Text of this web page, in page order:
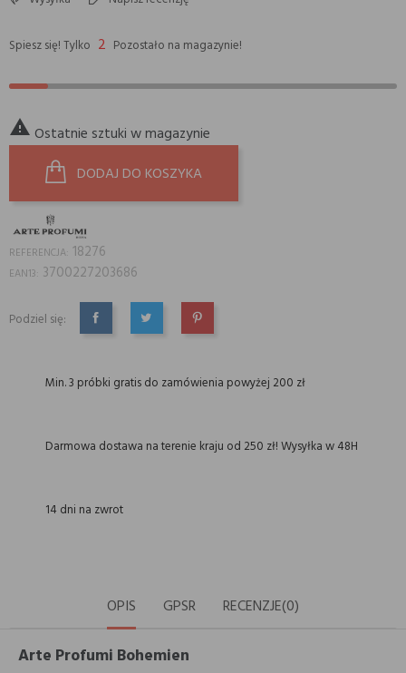
Spiesz się! Tylko 2 Pozostało na magazynie!
 Ostatnie sztuki w magazynie
DODAJ DO KOSZYKA
REFERENCJA: 18276
EAN13: 3700227203686
Podziel się:
UDOSTĘPNIJTWEETUJPINTEREST
Min. 3 próbki gratis do zamówienia powyżej 200 zł
Darmowa dostawa na terenie kraju od 250 zł! Wysyłka w 48H
14 dni na zwrot
OPIS GPSR RECENZJE(0)
Arte Profumi Bohemien